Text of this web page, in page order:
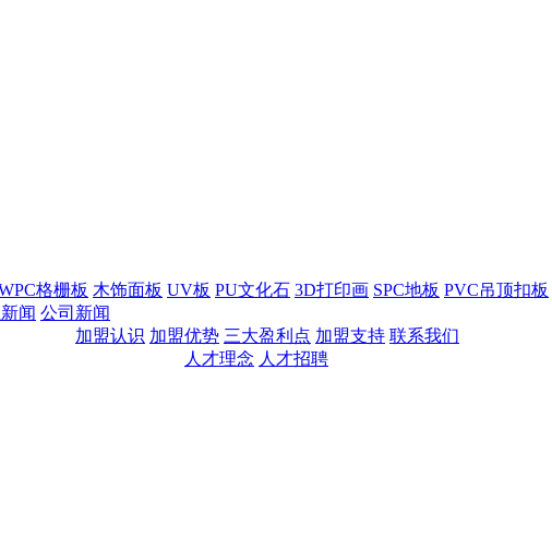
格栅板 木饰面板 UV板 PU文化石 3D打印画 SPC地板 PVC吊顶扣板
闻 公司新闻
加盟认识 加盟优势 三大盈利点 加盟支持 联系我们
人才理念 人才招聘